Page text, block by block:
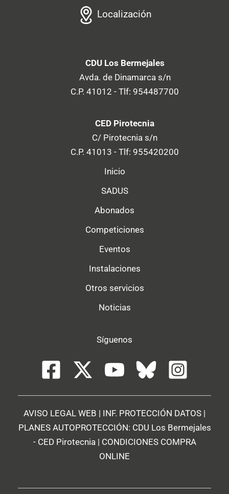
Localización
CDU Los Bermejales
Avda. de Dinamarca s/n
C.P. 41012 - Tlf: 954487700
CED Pirotecnia
C/ Pirotecnia s/n
C.P. 41013 - Tlf: 955420200
Inicio
SADUS
Abonados
Competiciones
Eventos
Instalaciones
Otros servicios
Noticias
Síguenos
AVISO LEGAL WEB | INF. PROTECCIÓN DATOS |
PLANES AUTOPROTECCIÓN: CDU Los Bermejales
- CED Pirotecnia | CONDICIONES COMPRA
ONLINE